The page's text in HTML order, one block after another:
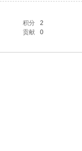
积分
2
贡献 0